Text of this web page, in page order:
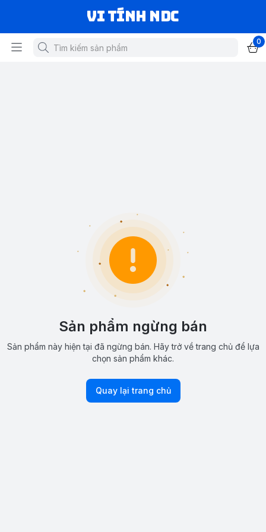
VI TÍNH NDC
0
Sản phẩm ngừng bán
Sản phẩm này hiện tại đã ngừng bán. Hãy trở về trang chủ để lựa
chọn sản phẩm khác.
Quay lại trang chủ